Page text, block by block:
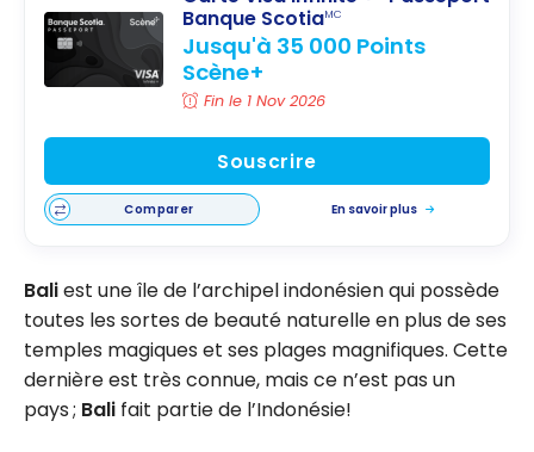
Banque ScotiaMC
Jusqu'à 35 000 Points
Scène+
Fin le 1 Nov 2026
Souscrire
Comparer En savoir plus
Baliest une île de l’archipel indonésien qui possède
toutes les sortes de beauté naturelle en plus de ses
temples magiques et ses plages magnifiques. Cette
dernière est très connue, mais ce n’est pas un
pays ; Bali fait partie de l’Indonésie!